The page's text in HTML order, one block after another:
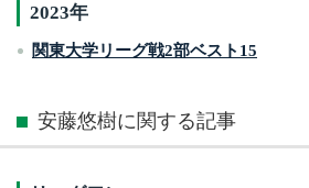
2023年
関東大学リーグ戦2部ベスト15
安藤悠樹に関する記事